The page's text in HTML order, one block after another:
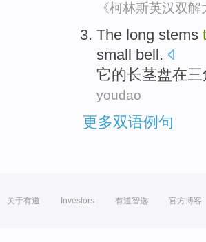
《柯林斯英汉双解
The long stems
small bell.
它的长茎盘在三
youdao
更多双语例句
关于有道 Investors 有道智选 官方博客